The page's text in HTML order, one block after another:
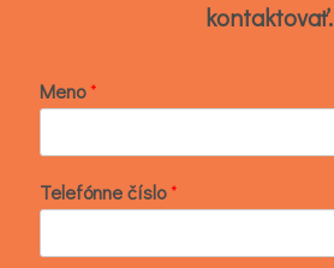
kontaktovať.
Meno*
Telefónne číslo*